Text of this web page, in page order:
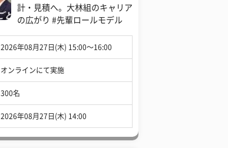
計・見積へ。大林組のキャリア
の広がり #先輩ロールモデル
2026年08月27日(木) 15:00〜16:00
オンラインにて実施
300名
2026年08月27日(木) 14:00